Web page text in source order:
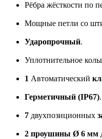
Рёбра жёсткости по
Мощные петли со
Ударопрочный.
Уплотнительное
1 Автоматический
Герметичный (IP67).
7 двухпозиционных
2 проушины Ø 6 мм